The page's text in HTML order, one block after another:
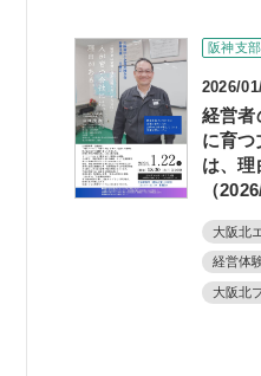
06-6944-
大阪市中央区農人
阪神支部
2026/
経営者
に育つ
は、理
（
大阪北
経営体
大阪北